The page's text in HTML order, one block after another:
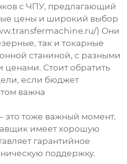
с ЧПУ, предлагающий
цены и широкий выбор
) Они
так и токарные
станиной, с разными
ценами. Стоит обратить
если бюджет
важна
это тоже важный момент.
имеет хорошую
гарантийное
поддержку.